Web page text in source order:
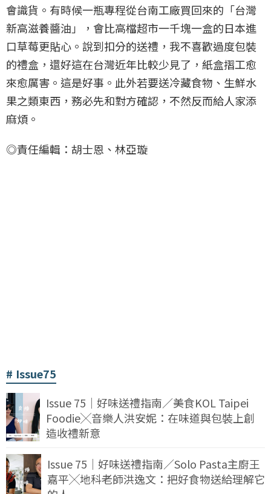
會識貨。有時候一瓶專程從台南工廠買回來的「台灣
新高滋養醬油」，會比高檔超市一千塊一盒的日本進
口草莓更貼心。說到扣分的送禮，我不喜歡過度包裝
的禮盒，還好這在台灣近年比較少見了，紙盒摺工愈
來愈厲害。這是好事。此外若要送冷藏食物、生鮮水
果之類東西，務必先和對方確認，不然反而給人家添
麻煩。
◎責任編輯：胡士恩、林亞璇
Issue75
Issue 75｜好味送禮指南／美食KOL Taipei
Foodie╳音樂人洪安妮：在味道與包裝上創
造收禮新意
Issue 75｜好味送禮指南／Solo Pasta主廚王
嘉平╳地科老師洪逸文：把好食物送給理解它